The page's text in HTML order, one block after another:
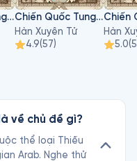
Chiến Quốc Tung Hoành - Thế Cục Quỷ Cốc Tử - Tập 13
Chiến Quốc Tung Hoành - Thế Cục Quỷ Cốc Tử - Tập 12
Hàn Xuyên Tử
4.9(57)
Hàn
5.0(
về chủ đề gì?
thể loại Thiếu
Arab. Nghe thử